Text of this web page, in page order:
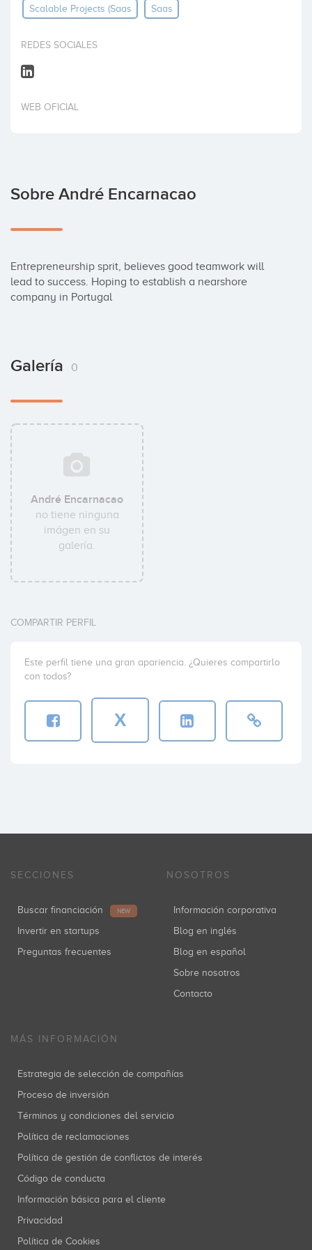
Invertir
Scalable Projects (saas Saas
REDES SOCIALES
WEB OFICIAL
Sobre André Encarnacao
Entrepreneurship sprit, believes good teamwork will
lead to success. Hoping to establish a nearshore
company in Portugal
Galería 0
André Encarnacao
no tiene ninguna
imágen en su
galería.
COMPARTIR PERFIL
Este perfil tiene una gran apariencia. ¿Quieres compartirlo
con todos?
X
SECCIONES
Buscar financiación NEW
Invertir en startups
Preguntas frecuentes
NOSOTROS
Información corporativa
Blog en inglés
Blog en español
Sobre nosotros
Contacto
MÁS INFORMACIÓN
Estrategia de selección de compañías
Proceso de inversión
Términos y condiciones del servicio
Política de reclamaciones
Política de gestión de conflictos de interés
Código de conducta
Información básica para el cliente
Privacidad
Política de Cookies